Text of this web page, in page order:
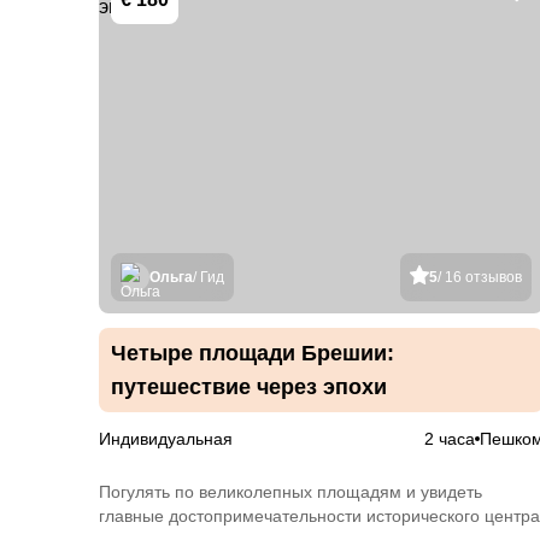
5/ 16 отзывов
Ольга/ Гид
Четыре площади Брешии:
путешествие через эпохи
Индивидуальная 2 часа
Погулять по великолепных площадям и увидеть
главные достопримечательности исторического центра